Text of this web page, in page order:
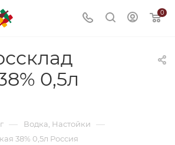
0
0,5л
— Водка, Настойки —
38% 0,5л Россия